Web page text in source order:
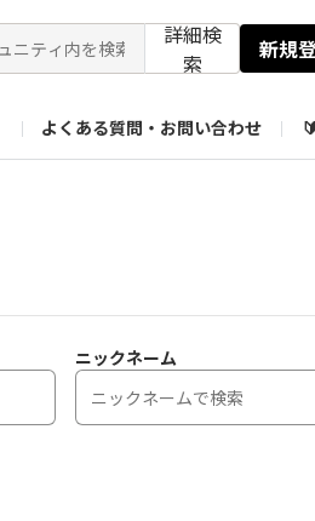
詳細検
索
新規
よくある質問・お問い合わせ
ニックネーム